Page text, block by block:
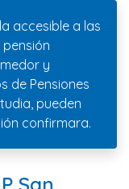
accesible a las
y
de Pensiones
pueden
confirmara.
San